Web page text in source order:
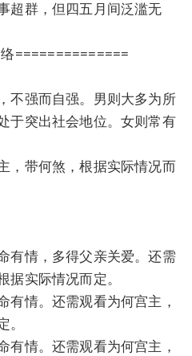
超群，但四五月间泛滥无
==============
不强而自强。男则大多为所
于突出社会地位。女则常有
，带何煞，根据实际情况而
有情，多得父亲关爱。还需
据实际情况而定。
有情。还需观看为何宫主，
有情。还需观看为何宫主，